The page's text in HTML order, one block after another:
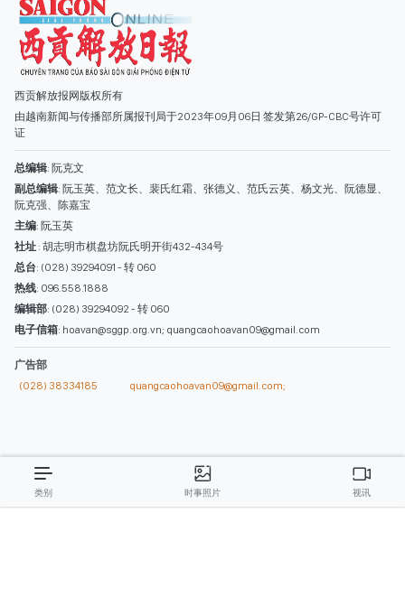
西贡解放报网版权所有
由越南新闻与传播部所属报刊局于2023年09月06日 签发第26/GP-CBC号许可
证
总编辑
副总编辑: 阮玉英、范文长、裴氏红霜、张德义、范氏云英、杨文光、阮德显、
总台: (028) 39294091 - 转 060
热线: 096.558.1888
编辑部: (028) 39294092 - 转 060